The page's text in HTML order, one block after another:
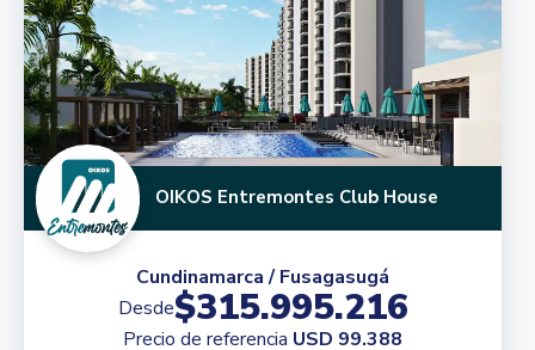
OIKOS Entremontes Club House
Cundinamarca / Fusagasugá
Desde$315.995.216
Precio de referencia USD 99.388